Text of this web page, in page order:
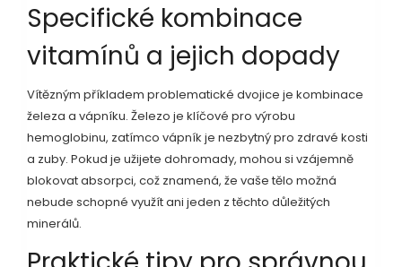
Specifické kombinace
vitamínů a jejich dopady
Vítězným příkladem problematické dvojice je kombinace
železa a vápníku. Železo je klíčové pro výrobu
hemoglobinu, zatímco vápník je nezbytný pro zdravé kosti
a zuby. Pokud je užijete dohromady, mohou si vzájemně
blokovat absorpci, což znamená, že vaše tělo možná
nebude schopné využít ani jeden z těchto důležitých
minerálů.